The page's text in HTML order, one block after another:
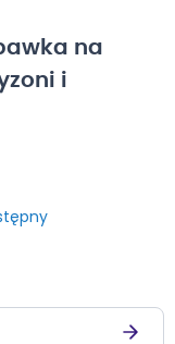
na
i